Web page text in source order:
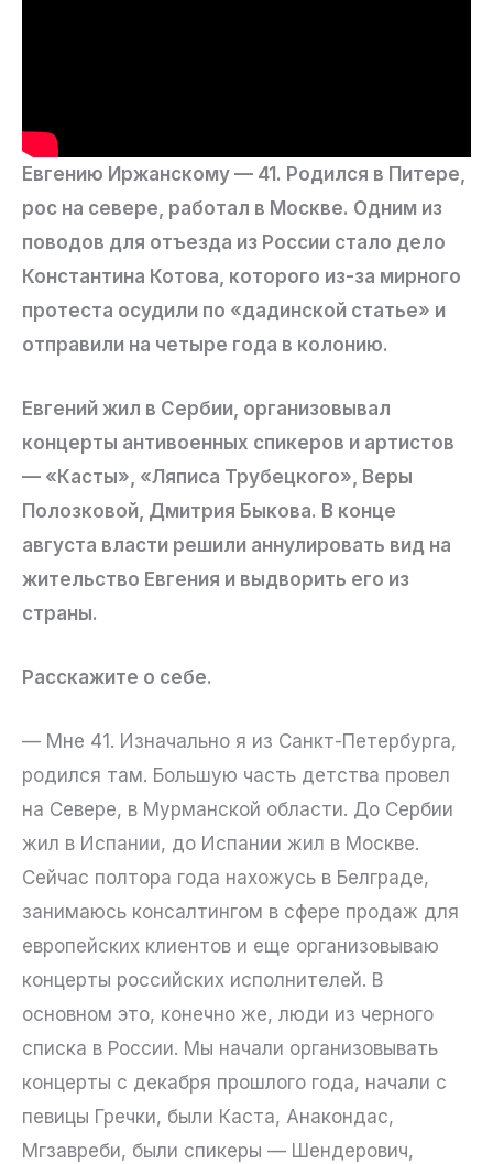
Евгению Иржанскому — 41. Родился в Питере,
рос на севере, работал в Москве. Одним из
поводов для отъезда из России стало дело
Константина Котова, которого из-за мирного
протеста осудили по «дадинской статье» и
отправили на четыре года в колонию.
Евгений жил в Сербии, организовывал
концерты антивоенных спикеров и артистов
— «Касты», «Ляписа Трубецкого», Веры
Полозковой, Дмитрия Быкова. В конце
августа власти решили аннулировать вид на
жительство Евгения и выдворить его из
страны.
Расскажите о себе.
— Мне 41. Изначально я из Санкт-Петербурга,
родился там. Большую часть детства провел
на Севере, в Мурманской области. До Сербии
жил в Испании, до Испании жил в Москве.
Сейчас полтора года нахожусь в Белграде,
занимаюсь консалтингом в сфере продаж для
европейских клиентов и еще организовываю
концерты российских исполнителей. В
основном это, конечно же, люди из черного
списка в России. Мы начали организовывать
концерты с декабря прошлого года, начали с
певицы Гречки, были Каста, Анакондас,
Мгзавреби, были спикеры — Шендерович,